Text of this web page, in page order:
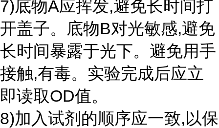
7)底物A应挥发,避免长时间打
开盖子。底物B对光敏感,避免
长时间暴露于光下。避免用手
接触,有毒。实验完成后应立
即读取OD值。
8)加入试剂的顺序应一致,以保